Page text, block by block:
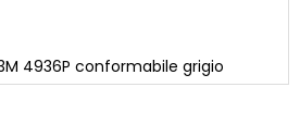
4936P conformabile grigio